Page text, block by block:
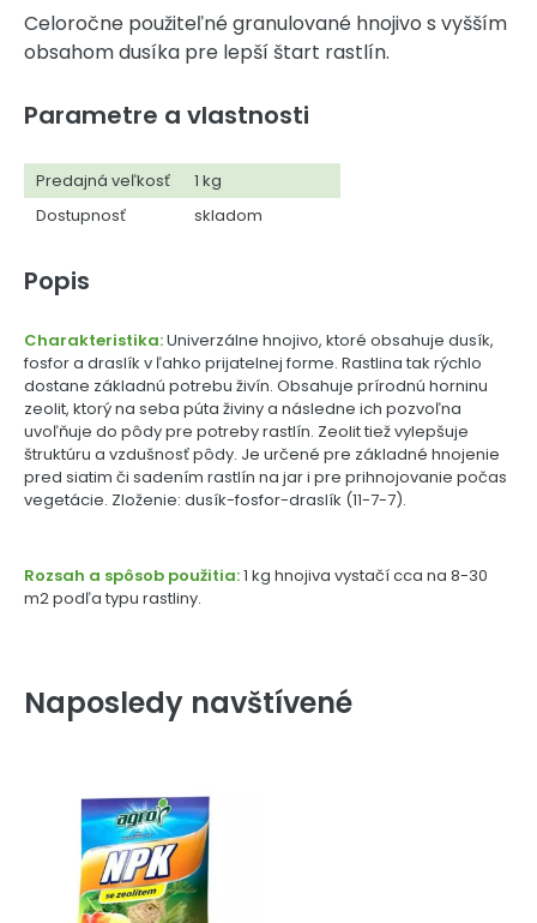
Celoročne použiteľné granulované hnojivo s vyšším
obsahom dusíka pre lepší štart rastlín.
Parametre a vlastnosti
Predajná veľkosť
1 kg
Dostupnosť
skladom
Popis
Charakteristika:Univerzálne hnojivo, ktoré obsahuje dusík,
fosfor a draslík v ľahko prijatelnej forme. Rastlina tak rýchlo
dostane základnú potrebu živín. Obsahuje prírodnú horninu
zeolit, ktorý na seba púta živiny a následne ich pozvoľna
uvoľňuje do pôdy pre potreby rastlín. Zeolit tiež vylepšuje
štruktúru a vzdušnosť pôdy. Je určené pre základné hnojenie
pred siatim či sadením rastlín na jar i pre prihnojovanie počas
vegetácie. Zloženie: dusík-fosfor-draslík (11-7-7).
Rozsah a spôsob použitia:1 kg hnojiva vystačí cca na 8-30
m2 podľa typu rastliny.
Naposledy navštívené